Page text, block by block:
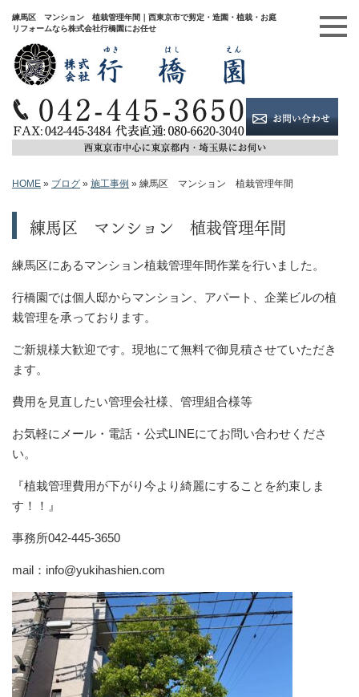
練馬区 マンション 植栽管理年間｜西東京市で剪定・造園・植栽・お庭
リフォームなら株式会社行橋園にお任せ
HOME » ブログ » 施工事例 » 練馬区 マンション 植栽管理年間
練馬区 マンション 植栽管理年間
練馬区にあるマンション植栽管理年間作業を行いました。
行橋園では個人邸からマンション、アパート、企業ビルの植
栽管理を承っております。
ご新規様大歓迎です。現地にて無料で御見積させていただき
ます。
費用を見直したい管理会社様、管理組合様等
お気軽にメール・電話・公式LINEにてお問い合わせくださ
い。
『植栽管理費用が下がり今より綺麗にすることを約束しま
す！！』
事務所042-445-3650
mail：info@yukihashien.com